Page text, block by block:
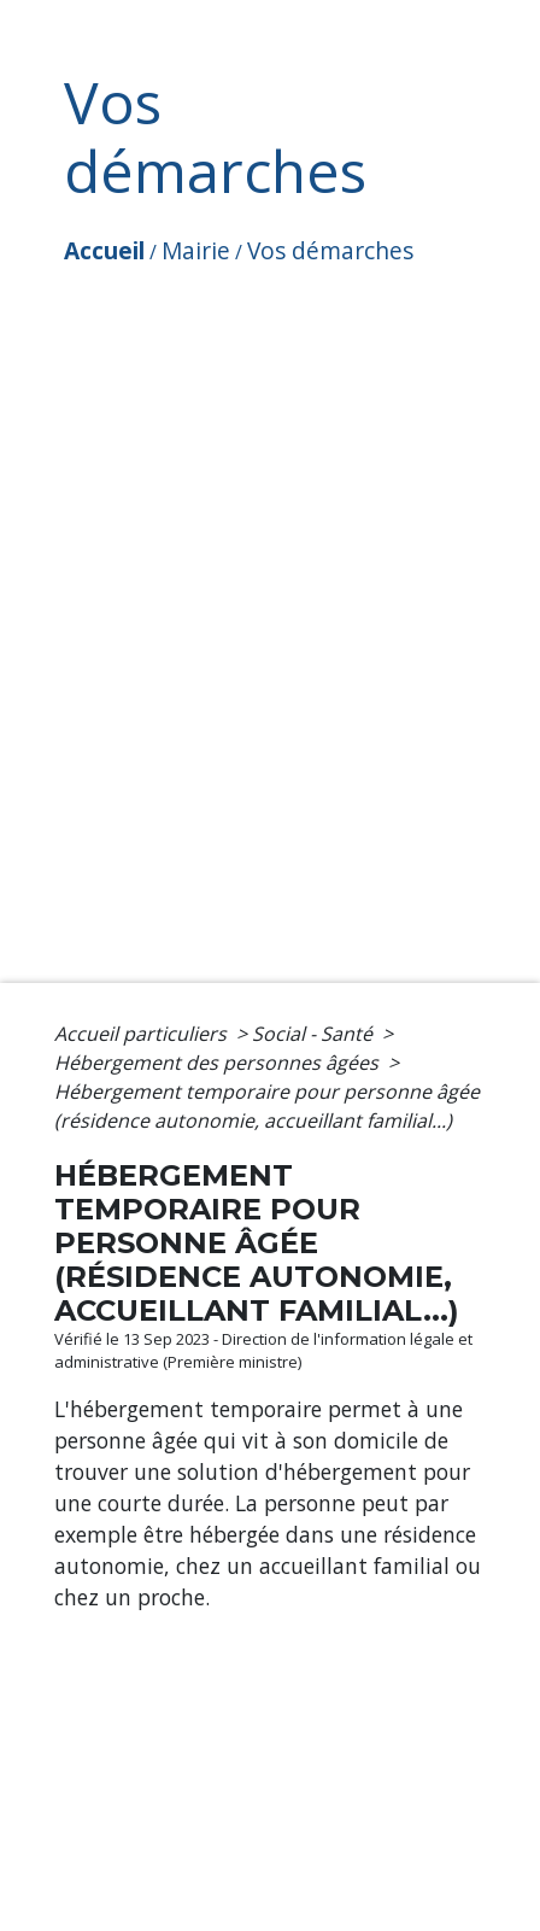
Vos
démarches
Accueil / Mairie /Vos démarches
Accueil particuliers > Social - Santé >
Hébergement des personnes âgées >
Hébergement temporaire pour personne âgée
(résidence autonomie, accueillant familial...)
HÉBERGEMENT
TEMPORAIRE POUR
PERSONNE ÂGÉE
(RÉSIDENCE AUTONOMIE,
ACCUEILLANT FAMILIAL...)
Vérifié le 13 Sep 2023 - Direction de l'information légale et
administrative (Première ministre)
L'hébergement temporaire permet à une
personne âgée qui vit à son domicile de
trouver une solution d'hébergement pour
une courte durée. La personne peut par
exemple être hébergée dans une résidence
autonomie, chez un accueillant familial ou
chez un proche.